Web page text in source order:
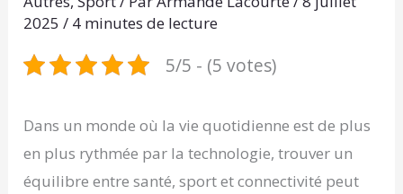
2025/ 4 minutes de lecture
5/5 - (5 votes)
Dans un monde où la vie quotidienne est de plus
en plus rythmée par la technologie, trouver un
équilibre entre santé, sport et connectivité peut